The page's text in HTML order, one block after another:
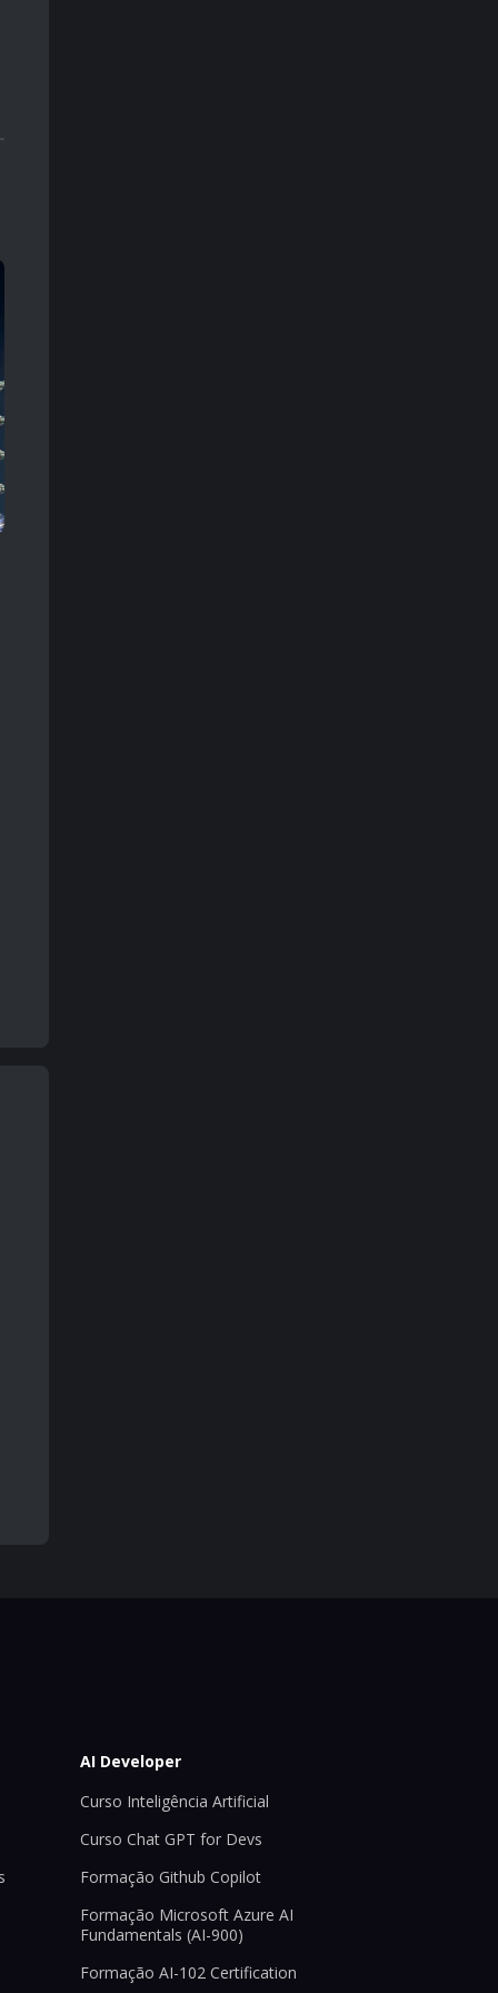
AI Developer
Curso Inteligência Artificial
Curso Chat GPT for Devs
Formação Github Copilot
Formação Microsoft Azure AI
Fundamentals (AI-900)
Formação AI-102 Certification